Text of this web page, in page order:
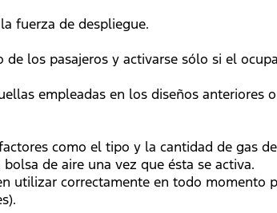
fuerza de despliegue.
los pasajeros y activarse sólo si el
empleadas en los diseños anteriores
como el tipo y la cantidad de gas
de aire una vez que ésta se activa.
utilizar correctamente en todo momento